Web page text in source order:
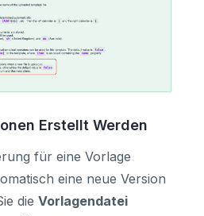
Erstellt Werden
für eine Vorlage
eine neue Version
die Vorlagendatei